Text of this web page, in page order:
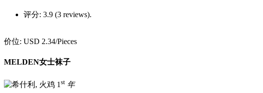
评分: 3.9 (3 reviews).
价位: USD 2.34/Pieces
MELDEN女士袜子
1 st 年